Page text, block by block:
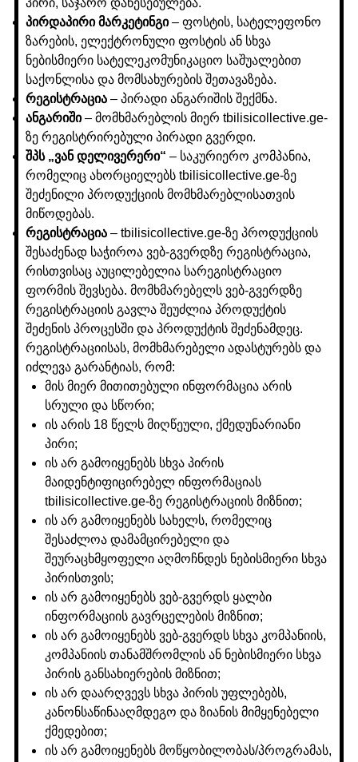
პირი, საჯარო დაწესებულება.
პირდაპირი მარკეტინგი– ფოსტის, სატელეფონო
ზარების, ელექტრონული ფოსტის ან სხვა
ნებისმიერი სატელეკომუნიკაციო საშუალებით
საქონლისა და მომსახურების შეთავაზება.
რეგისტრაცია– პირადი ანგარიშის შექმნა.
ანგარიში– მომხმარებლის მიერ tbilisicollective.ge-
ზე რეგისტრირებული პირადი გვერდი.
შპს „ვან დელივერერი“ – საკურიერო კომპანია,
რომელიც ახორციელებს tbilisicollective.ge-ზე
შეძენილი პროდუქციის მომხმარებლისათვის
მიწოდებას.
რეგისტრაცია– tbilisicollective.ge-ზე პროდუქციის
შესაძენად საჭიროა ვებ-გვერდზე რეგისტრაცია,
რისთვისაც აუცილებელია სარეგისტრაციო
ფორმის შევსება. მომხმარებელს ვებ-გვერდზე
რეგისტრაციის გავლა შეუძლია პროდუქტის
შეძენის პროცესში და პროდუქტის შეძენამდეც.
რეგისტრაციისას, მომხმარებელი ადასტურებს და
იძლევა გარანტიას, რომ:
მის მიერ მითითებული ინფორმაცია არის
სრული და სწორი;
ის არის 18 წელს მიღწეული, ქმედუნარიანი
პირი;
ის არ გამოიყენებს სხვა პირის
მაიდენტიფიცირებელ ინფორმაციას
tbilisicollective.ge-ზე რეგისტრაციის მიზნით;
ის არ გამოიყენებს სახელს, რომელიც
შესაძლოა დამამცირებელი და
შეურაცხმყოფელი აღმოჩნდეს ნებისმიერი სხვა
პირისთვის;
ის არ გამოიყენებს ვებ-გვერდს ყალბი
ინფორმაციის გავრცელების მიზნით;
ის არ გამოიყენებს ვებ-გვერდს სხვა კომპანიის,
კომპანიის თანამშრომლის ან ნებისმიერი სხვა
პირის განსახიერების მიზნით;
ის არ დაარღვევს სხვა პირის უფლებებს,
კანონსაწინააღმდეგო და ზიანის მიმყენებელი
ქმედებით;
ის არ გამოიყენებს მოწყობილობას/პროგრამას,